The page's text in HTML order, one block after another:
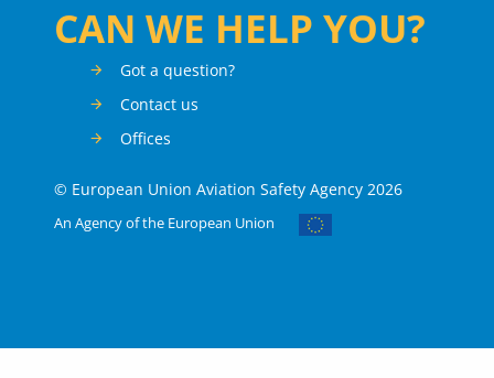
CAN WE HELP YOU?
Got a question?
Contact us
Offices
© European Union Aviation Safety Agency 2026
An Agency of the European Union